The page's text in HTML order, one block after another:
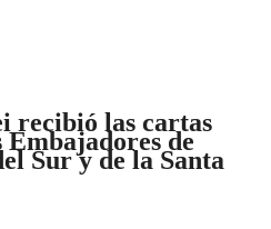
recibió las cartas
Embajadores de
Sur y de la Santa